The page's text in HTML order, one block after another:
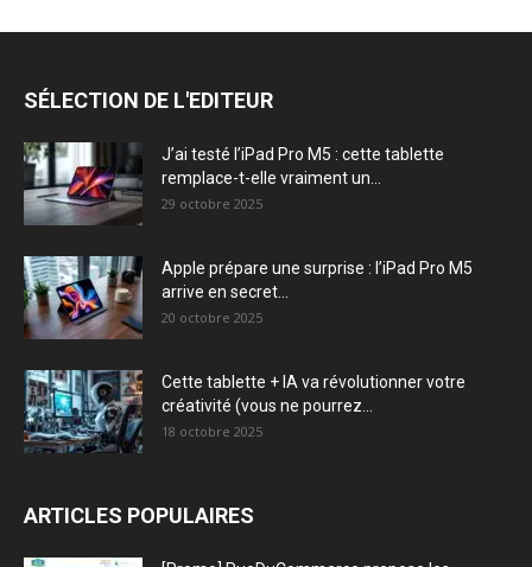
SÉLECTION DE L'EDITEUR
J’ai testé l’iPad Pro M5 : cette tablette
remplace-t-elle vraiment un...
29 octobre 2025
Apple prépare une surprise : l’iPad Pro M5
arrive en secret...
20 octobre 2025
Cette tablette + IA va révolutionner votre
créativité (vous ne pourrez...
18 octobre 2025
ARTICLES POPULAIRES